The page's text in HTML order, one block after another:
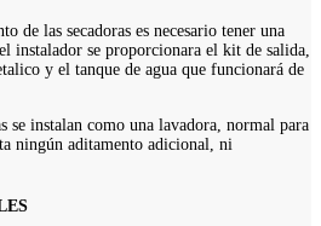
de las secadoras es necesario tener una
instalador se proporcionara el kit de salida,
y el tanque de agua que funcionará de
se instalan como una lavadora, normal para
ningún aditamento adicional, ni